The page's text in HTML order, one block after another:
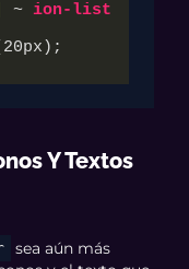
~ ion-list
20px );
Y Textos
sea aún más